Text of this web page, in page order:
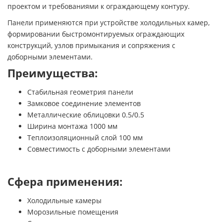
проектом и требованиями к ограждающему контуру.
Панели применяются при устройстве холодильных камер,
формировании быстромонтируемых ограждающих
конструкций, узлов примыкания и сопряжения с
доборными элементами.
Преимущества:
Стабильная геометрия панели
Замковое соединение элементов
Металлические облицовки 0.5/0.5
Ширина монтажа 1000 мм
Теплоизоляционный слой 100 мм
Совместимость с доборными элементами
Сфера применения:
Холодильные камеры
Морозильные помещения